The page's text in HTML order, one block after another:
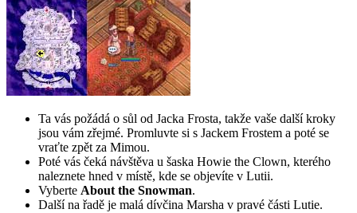
Ta vás požádá o sůl od Jacka Frosta, takže vaše další kroky
jsou vám zřejmé. Promluvte si s Jackem Frostem a poté se
vraťte zpět za Mimou.
Poté vás čeká návštěva u šaska Howie the Clown, kterého
naleznete hned v místě, kde se objevíte v Lutii.
Vyberte About the Snowman.
Další na řadě je malá dívčina Marsha v pravé části Lutie.